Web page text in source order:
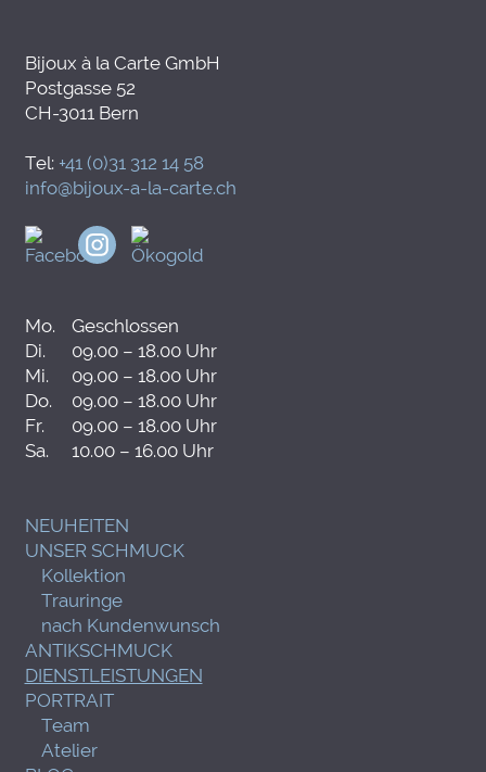
Bijoux à la Carte GmbH
Postgasse 52
CH-3011 Bern
Tel: +41 (0)31 312 14 58
info@bijoux-a-la-carte.ch
Mo.
Geschlossen
Di.
09.00 – 18.00 Uhr
Mi.
09.00 – 18.00 Uhr
Do.
09.00 – 18.00 Uhr
Fr.
09.00 – 18.00 Uhr
Sa.
10.00 – 16.00 Uhr
NEUHEITEN
UNSER SCHMUCK
Kollektion
Trauringe
nach Kundenwunsch
ANTIKSCHMUCK
DIENSTLEISTUNGEN
PORTRAIT
Team
Atelier